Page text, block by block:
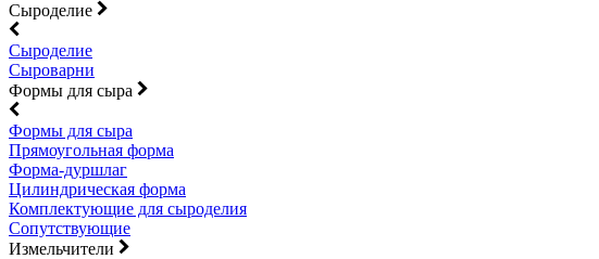
Сыроделие
Сыроделие
Сыроварни
Формы для сыра
Формы для сыра
Прямоугольная форма
Форма-дуршлаг
Цилиндрическая форма
Комплектующие для сыроделия
Сопутствующие
Измельчители